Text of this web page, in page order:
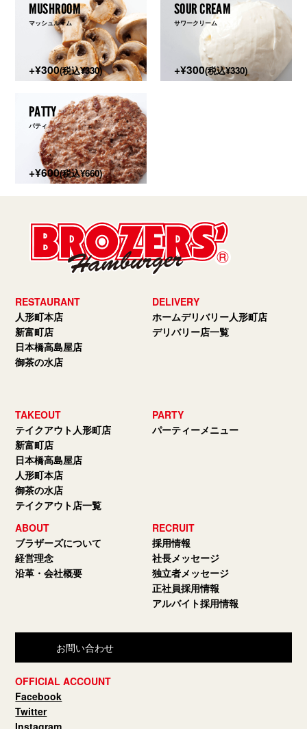
MUSHROOM
マッシュルーム
+¥300(税込¥330)
SOUR CREAM
サワークリーム
+¥300(税込¥330)
PATTY
パティ
+¥600(税込¥660)
RESTAURANT
人形町本店
新富町店
日本橋高島屋店
御茶の水店
DELIVERY
ホームデリバリー人形町店
デリバリー店一覧
TAKEOUT
テイクアウト人形町店
新富町店
日本橋高島屋店
人形町本店
御茶の水店
テイクアウト店一覧
PARTY
パーティーメニュー
ABOUT
ブラザーズについて
経営理念
沿革・会社概要
RECRUIT
採用情報
社長メッセージ
独立者メッセージ
正社員採用情報
アルバイト採用情報
お問い合わせ
OFFICIAL ACCOUNT
Facebook
Twitter
Instagram